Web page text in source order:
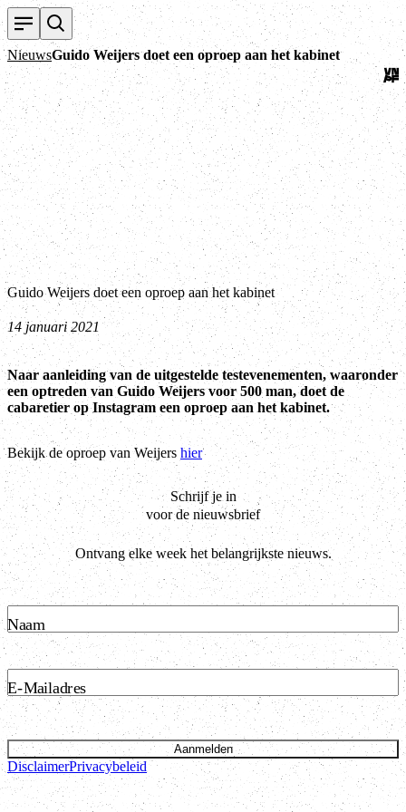
NieuwsGuido Weijers doet een oproep aan het kabinet
Guido Weijers doet een oproep aan het kabinet
14 januari 2021
Naar aanleiding van de uitgestelde testevenementen, waaronder
een optreden van Guido Weijers voor 500 man, doet de
cabaretier op Instagram een oproep aan het kabinet.
Bekijk de oproep van Weijers hier
Schrijf je in
voor de nieuwsbrief
Ontvang elke week het belangrijkste nieuws.
Naam
E-Mailadres
Aanmelden
DisclaimerPrivacybeleid